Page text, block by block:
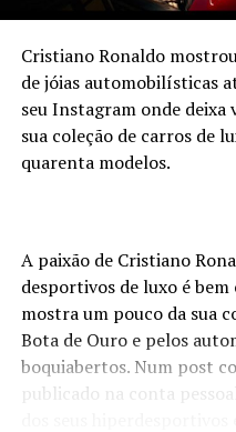
Cristiano Ronaldo
de jóias automobilísticas
seu Instagram onde deixa
sua coleção de carros de
quarenta modelos.
A paixão de Cristiano
desportivos de luxo é
mostra um pouco da sua
Bota de Ouro e pelos
boquiabertos. Num post
publicado na conta